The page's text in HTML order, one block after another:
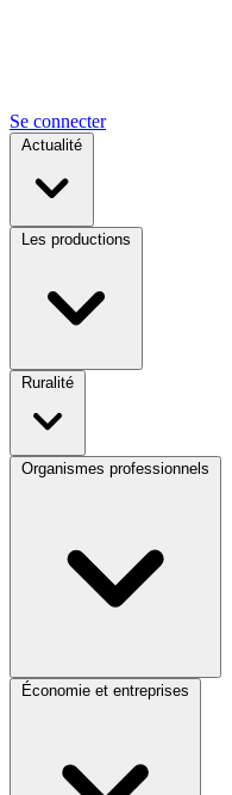
Se connecter
Actualité
Les productions
Ruralité
Organismes professionnels
Économie et entreprises